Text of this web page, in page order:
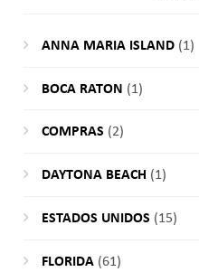
ANNA MARIA ISLAND(1)
BOCA RATON (1)
COMPRAS (2)
DAYTONA BEACH (1)
ESTADOS UNIDOS (15)
FLORIDA(61)